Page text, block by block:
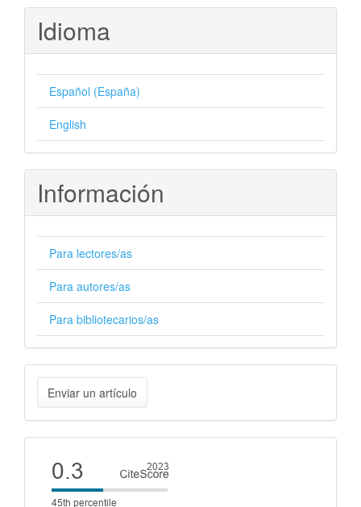
Idioma
Español (España)
English
Información
Para lectores/as
Para autores/as
Para bibliotecarios/as
Enviar
un
artículo
Enviar un artículo
Cite
score